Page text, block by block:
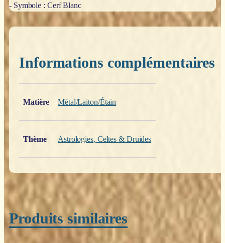
- Symbole : Cerf Blanc
Informations complémentaires
Matière
Métal/Laiton/Étain
Thème Astrologies, Celtes & Druides
Produits similaires